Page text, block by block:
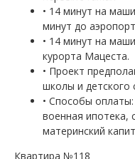
• 14 минут на
минут до
• 14 минут на
курорта Мацеста.
• Проект
школы и детского
• Способы
военная ипотека,
материнский
Квартира №118